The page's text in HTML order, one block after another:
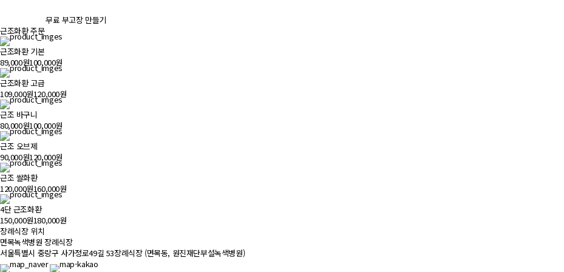
무료 부고장 만들기
근조화환 주문
근조화환 기본
89,000원100,000원
근조화환 고급
109,000원120,000원
근조 바구니
80,000원100,000원
근조 오브제
90,000원120,000원
근조 쌀화환
120,000원160,000원
4단 근조화환
150,000원180,000원
장례식장 위치500m
면목녹색병원 장례식장
서울특별시 중랑구 사가정로49길 53장례식장 (면목동, 원진재단부설녹색병원)